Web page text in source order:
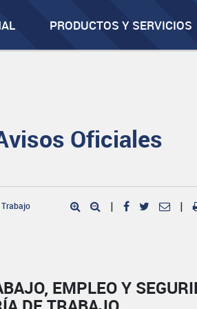
PRODUCTOS Y SERVICIOS
Oficiales
Trabajo
| |
EMPLEO Y